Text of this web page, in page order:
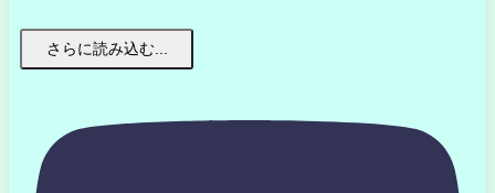
さらに読み込む...